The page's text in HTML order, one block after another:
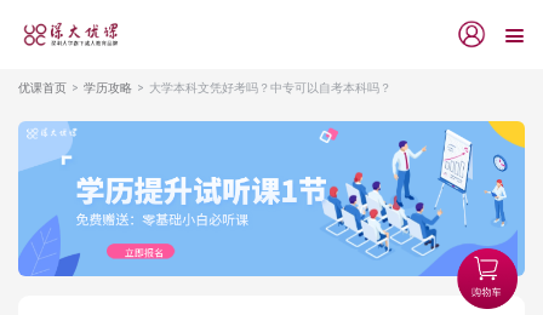
优课首页 学历攻略 大学本科文凭好考吗？中专可以自考本科吗？